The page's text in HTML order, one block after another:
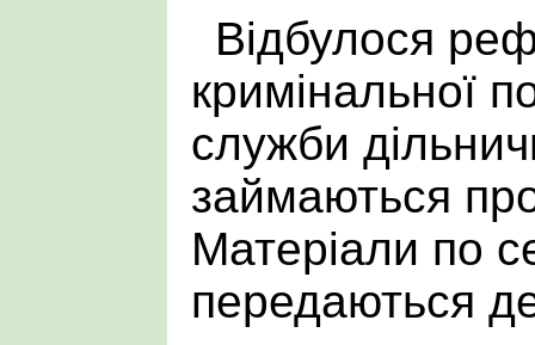
Відбулося
кримінальної
служби
займаються
Матеріали по
передаються